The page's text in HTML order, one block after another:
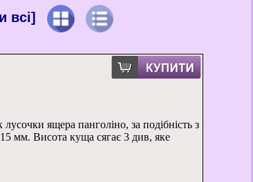
всі]
ящера панголіно, за подібність з
мм. Висота куща сягає 3 див, яке